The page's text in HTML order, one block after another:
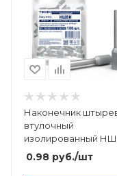
Наконечник
втулочный
изолированный
0.75-12 TOKOV
TKE-NSVI-0.75-12-
0.98 руб./шт